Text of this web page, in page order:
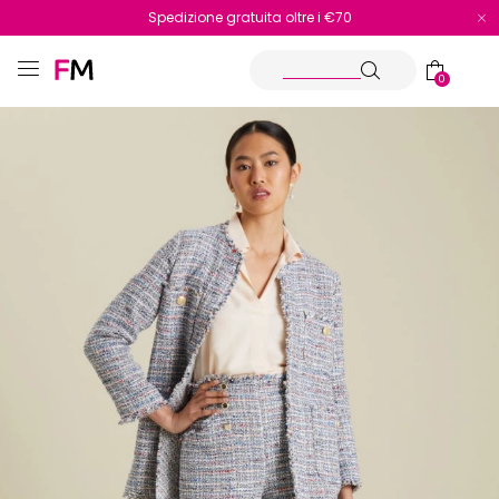
Reso facile e veloce
Spedizione gratuita oltre i €70
0